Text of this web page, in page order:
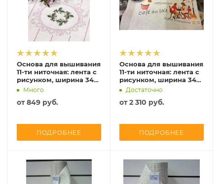
Основа для вышивания
11-ти ниточная: лента с
рисунком, ширина 34
см, Vaupel, 7041-340
Много
от849 руб.
ПОДРОБНЕЕ
Основа для вышивания
11-ти ниточная: лента с
рисунком, ширина 34
см, Vaupel, 7035-340-1
Достаточно
от2 310 руб.
ПОДРОБНЕЕ